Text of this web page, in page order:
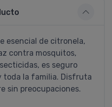
esencial de citronela,
contra mosquitos,
es seguro
toda la familia. Disfruta
sin preocupaciones.